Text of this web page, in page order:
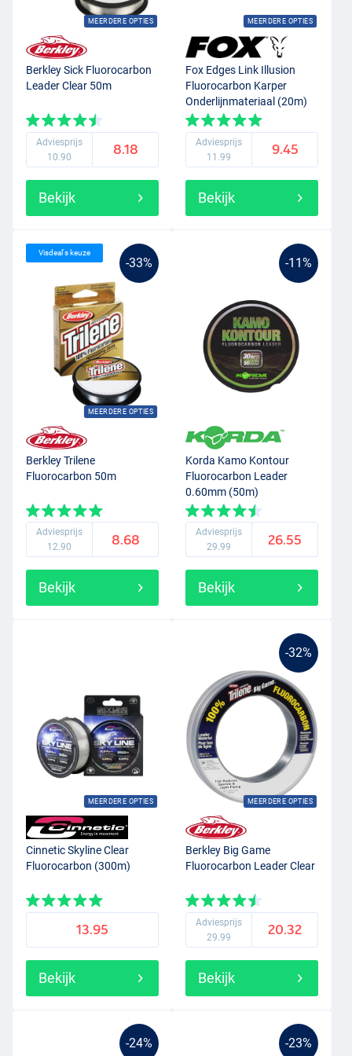
MEERDERE OPTIES
Berkley Sick Fluorocarbon
Leader Clear 50m
Adviesprijs
10.90
8.18
Bekijk
MEERDERE OPTIES
Fox Edges Link Illusion
Fluorocarbon Karper
Onderlijnmateriaal (20m)
Adviesprijs
11.99
9.45
Bekijk
-33%
MEERDERE OPTIES
Visdeal's keuze
Berkley Trilene
Fluorocarbon 50m
Adviesprijs
12.90
8.68
Bekijk
-11%
Korda Kamo Kontour
Fluorocarbon Leader
0.60mm (50m)
Adviesprijs
29.99
26.55
Bekijk
MEERDERE OPTIES
Cinnetic Skyline Clear
Fluorocarbon (300m)
13.95
Bekijk
-32%
MEERDERE OPTIES
Berkley Big Game
Fluorocarbon Leader Clear
Adviesprijs
29.99
20.32
Bekijk
-24% -23%